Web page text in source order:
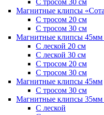
Магнитные клипсы
С тросом 20 см
С тросом 30 см
Магнитные клипсы 45мм
С леской 20 см
С леской 30 см
С тросом 20 см
С тросом 30 см
Магнитные клипсы 45мм
С тросом 30 см
Магнитные клипсы 35мм
С леской